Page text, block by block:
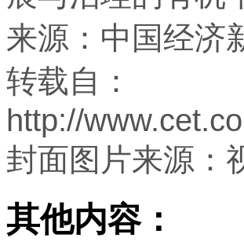
来源：中国经
转载自：
http://
封面图片来源：
其他内容：